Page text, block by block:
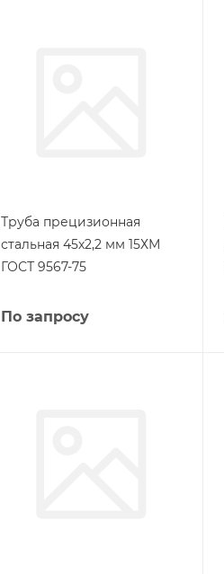
Труба прецизионная
стальная 45х2,2 мм 15ХМ
ГОСТ 9567-75
По запросу